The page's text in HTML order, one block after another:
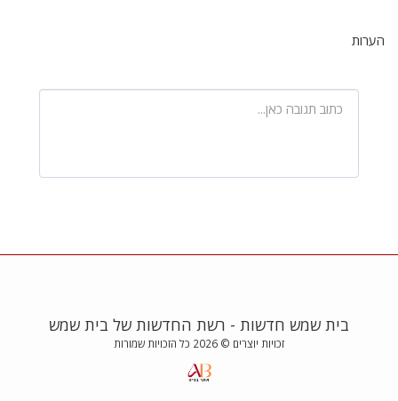
הערות
בית שמש חדשות - רשת החדשות של בית שמש
זכויות יוצרים © 2026 כל הזכויות שמורות